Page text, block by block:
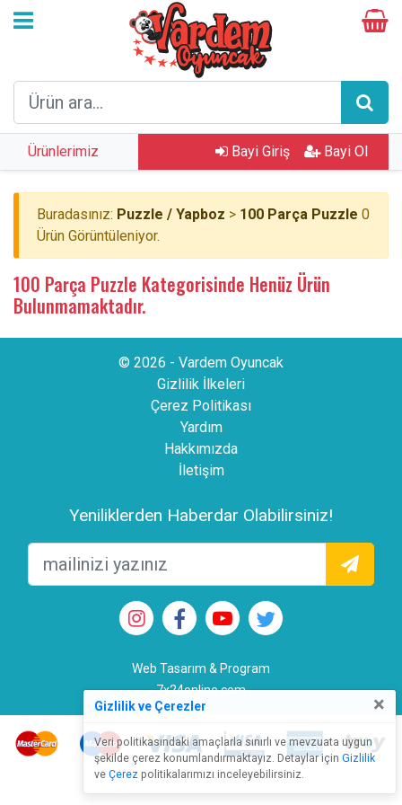
Ürünlerimiz Bayi Giriş Bayi Ol
Buradasınız: Puzzle / Yapboz > 100 Parça Puzzle 0
Ürün Görüntüleniyor.
100 Parça Puzzle Kategorisinde Henüz Ürün
Bulunmamaktadır.
© 2026 - Vardem Oyuncak
Gizlilik İlkeleri
Çerez Politikası
Yardım
Hakkımızda
İletişim
Yeniliklerden Haberdar Olabilirsiniz!
Web Tasarım & Program
7x24online.com
Gizlilik ve Çerezler
×
Veri politikasındaki amaçlarla sınırlı ve mevzuata uygun
şekilde çerez konumlandırmaktayız. Detaylar için Gizlilik
ve Çerez politikalarımızı inceleyebilirsiniz.